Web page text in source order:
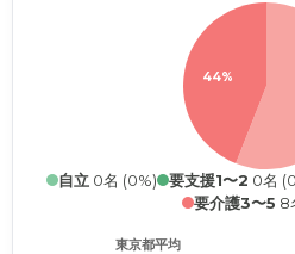
44%
自立0名 (0%) 要支援1〜2 0名
要介護3〜5 8
東京都平均